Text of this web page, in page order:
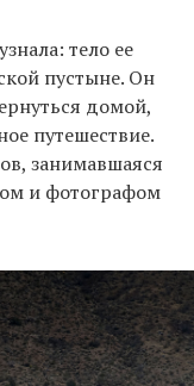
тело ее
пустыне. Он
домой,
путешествие.
занимавшаяся
и фотографом